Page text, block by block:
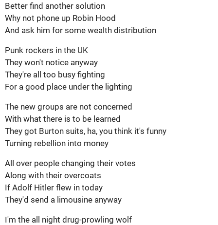
Better find another solution
Why not phone up Robin Hood
And ask him for some wealth distribution
Punk rockers in the UK
They won't notice anyway
They're all too busy fighting
For a good place under the lighting
The new groups are not concerned
With what there is to be learned
They got Burton suits, ha, you think it's funny
Turning rebellion into money
All over people changing their votes
Along with their overcoats
If Adolf Hitler flew in today
They'd send a limousine anyway
I'm the all night drug-prowling wolf